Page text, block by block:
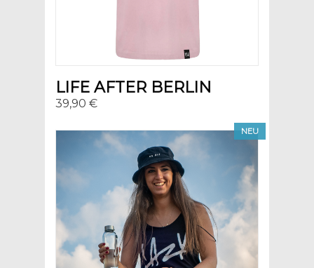
LIFE AFTER BERLIN
39,90 €
NEU